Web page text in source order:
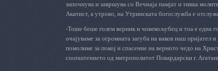
започнува и завршува со Вечнаја памјат и тивка
Акатист, а утрово, на Утринската богослужба е
-Тоше беше голем верник и човекољубец и тоа е една
очајуваме за огромната загуба на ваков наш
помолиме за покој и спасение на верното чедо на
соопштението од митрополитот Повардарски г.